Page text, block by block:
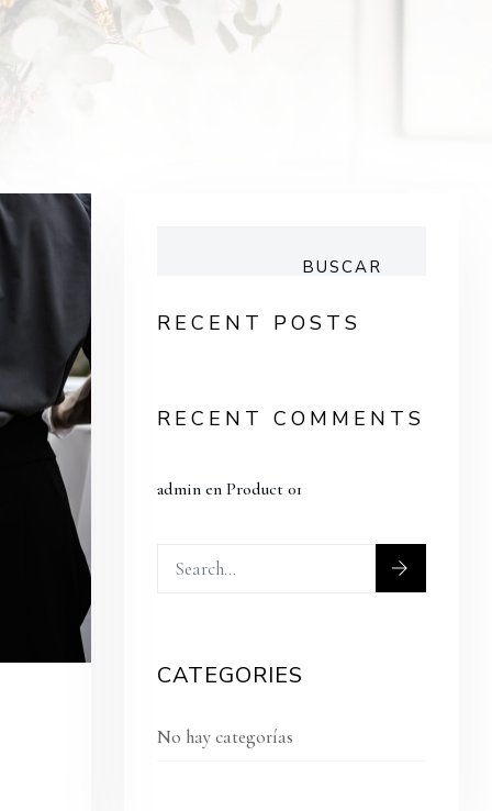
BUSCAR
RECENT POSTS
RECENT COMMENTS
admin enProduct 01
CATEGORIES
No hay categorías